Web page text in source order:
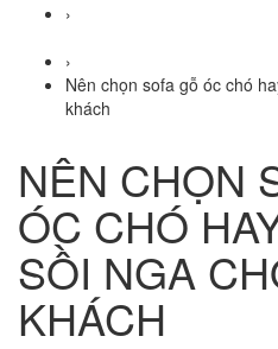
›
›
Nên chọn sofa gỗ óc chó
khách
NÊN CHỌN
ÓC CHÓ
SỒI NGA
KHÁCH